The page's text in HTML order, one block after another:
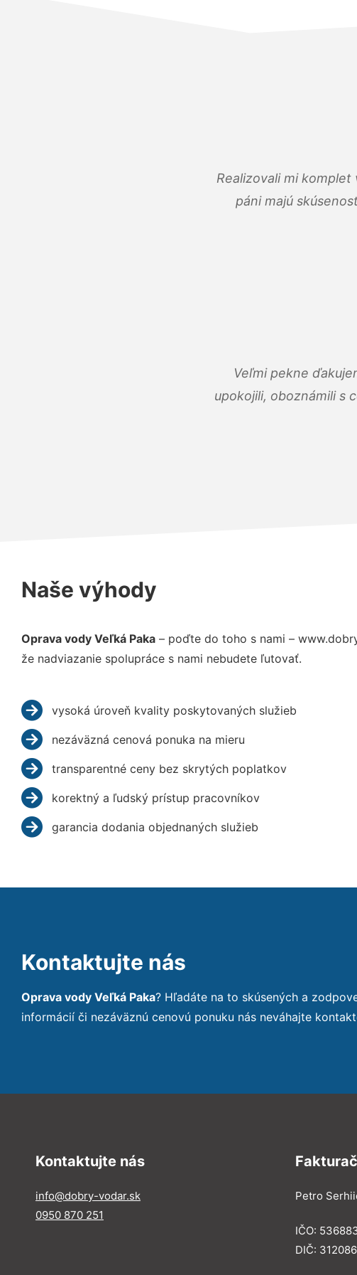
Realizovali mi
páni majú
Veľmi pekne
upokojili, oboznámili s
Naše výhody
Oprava vody Veľká Paka – poďte do toho s nami –
že nadviazanie spolupráce s nami nebudete ľutovať.
vysoká úroveň kvality poskytovaných služieb
nezáväzná cenová ponuka na mieru
transparentné ceny bez skrytých poplatkov
korektný a ľudský prístup pracovníkov
garancia dodania objednaných služieb
Kontaktujte nás
Oprava vody Veľká Paka? Hľadáte na to skúsených a
informácií či nezáväznú cenovú ponuku nás neváhajte
Kontaktujte nás
info@dobry-vodar.sk
0950 870 251
Petro
IČO:
DIČ: